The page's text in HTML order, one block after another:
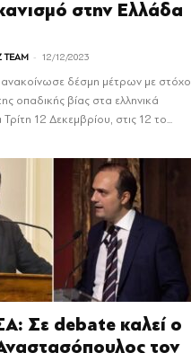
στην Ελλάδα
- 12/12/2023
δέσμη μέτρων με στόχο
οπαδικής βίας στα ελληνικά
12 Δεκεμβρίου, στις 12 το...
Σε debate καλεί ο
τον